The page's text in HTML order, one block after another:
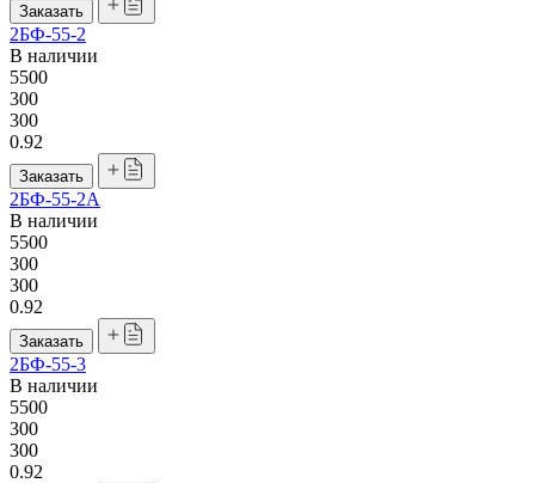
Заказать
2БФ-55-2
В наличии
5500
300
300
0.92
Заказать
2БФ-55-2А
В наличии
5500
300
300
0.92
Заказать
2БФ-55-3
В наличии
5500
300
300
0.92